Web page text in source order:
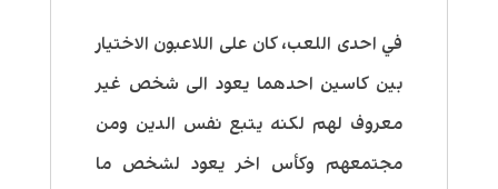
في احدى اللعب، كان على اللاعبون الاختيار
بين كاسين احدهما يعود الى شخص غير
معروف لهم لكنه يتبع نفس الدين ومن
مجتمعهم وكأس اخر يعود لشخص ما